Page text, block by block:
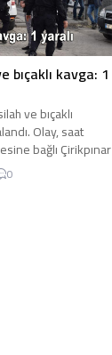
bıçaklı kavga: 1
ve bıçaklı
Olay, saat
bağlı Çirikpınar
0